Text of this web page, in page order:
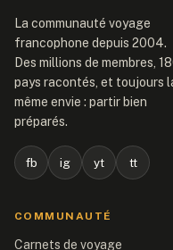
La communauté voyage
francophone depuis 2004.
Des millions de membres,
pays racontés, et toujours
même envie : partir bien
préparés.
fb ig yt tt
COMMUNAUTÉ
Carnets de voyage